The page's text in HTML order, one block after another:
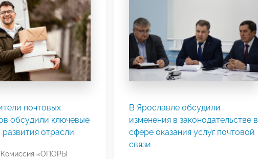
почтовых
обсудили ключевые
отрасли
Комиссия «ОПОРЫ
В Ярославле обсудили
изменения в законодательстве в
сфере оказания услуг почтовой
связи